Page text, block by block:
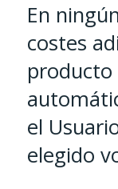
En
costes
producto
el
elegido